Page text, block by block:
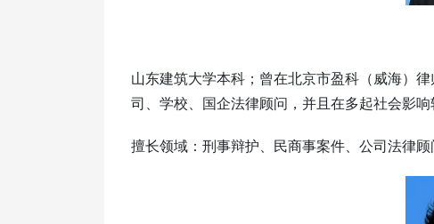
山东建筑大学本科；曾在北京市盈科（威海）
司、学校、国企法律顾问，并且在多起社会影响
擅长领域：刑事辩护、民商事案件、公司法律顾